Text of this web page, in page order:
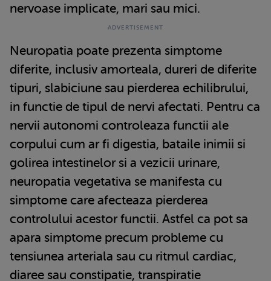
nervoase implicate, mari sau mici.
Neuropatia poate prezenta simptome
diferite, inclusiv amorteala, dureri de diferite
tipuri, slabiciune sau pierderea echilibrului,
in functie de tipul de nervi afectati. Pentru ca
nervii autonomi controleaza functii ale
corpului cum ar fi digestia, bataile inimii si
golirea intestinelor si a vezicii urinare,
neuropatia vegetativa se manifesta cu
simptome care afecteaza pierderea
controlului acestor functii. Astfel ca pot sa
apara simptome precum probleme cu
tensiunea arteriala sau cu ritmul cardiac,
diaree sau constipatie, transpiratie